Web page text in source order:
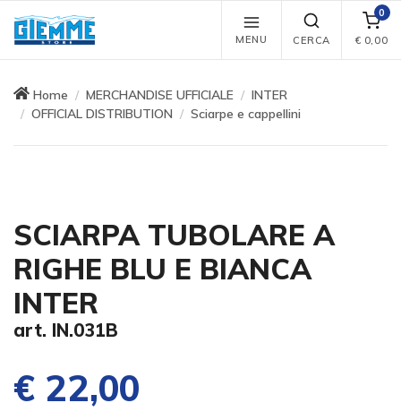
MENU CERCA
0
€ 0,00
Home MERCHANDISE UFFICIALE
INTER
OFFICIAL DISTRIBUTION
Sciarpe e cappellini
SCIARPA TUBOLARE A
RIGHE BLU E BIANCA
INTER
art. IN.031B
€ 22,00